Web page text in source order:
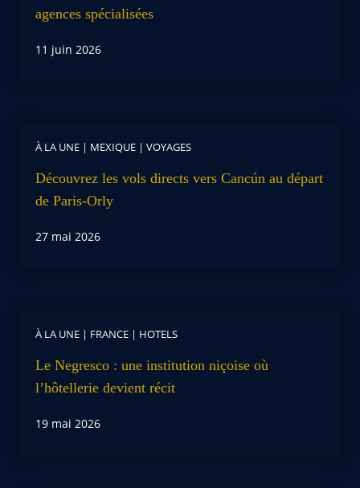
agences spécialisées
11 juin 2026
À LA UNE | MEXIQUE | VOYAGES
Découvrez les vols directs vers Cancún au départ
de Paris-Orly
27 mai 2026
À LA UNE | FRANCE | HOTELS
Le Negresco : une institution niçoise où
l’hôtellerie devient récit
19 mai 2026